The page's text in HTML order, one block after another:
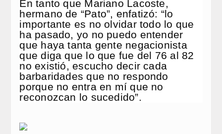
En tanto que Mariano Lacoste,
hermano de “Pato”, enfatizó: “lo
importante es no olvidar todo lo que
ha pasado, yo no puedo entender
que haya tanta gente negacionista
que diga que lo que fue del 76 al 82
no existió, escucho decir cada
barbaridades que no respondo
porque no entra en mí que no
reconozcan lo sucedido”.